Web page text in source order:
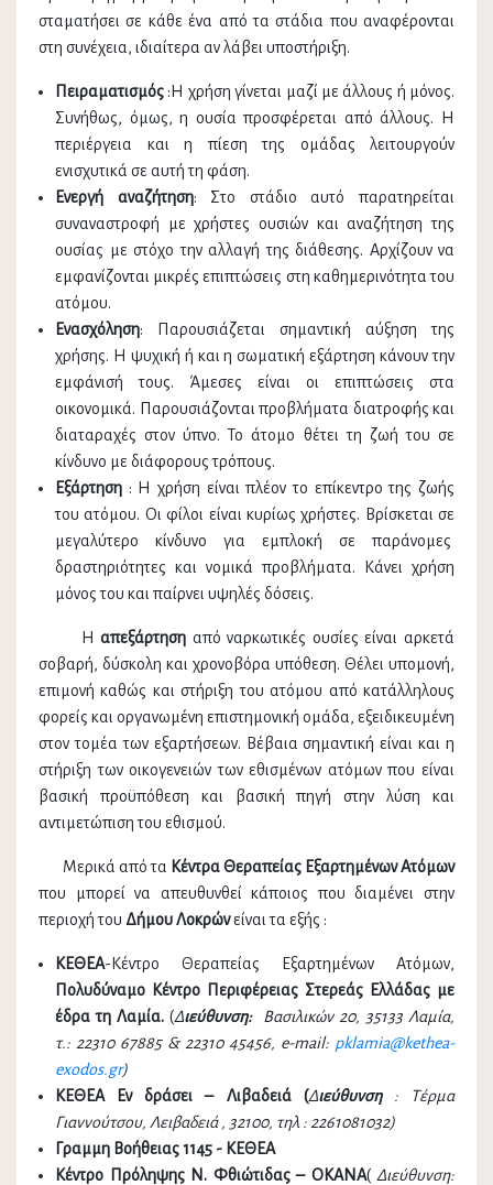
σταματήσει σε κάθε ένα από τα στάδια που αναφέρονται
στη συνέχεια, ιδιαίτερα αν λάβει υποστήριξη.
Πειραματισμός :Η χρήση γίνεται μαζί με άλλους ή μόνος.
Συνήθως, όμως, η ουσία προσφέρεται από άλλους. Η
περιέργεια και η πίεση της ομάδας λειτουργούν
ενισχυτικά σε αυτή τη φάση.
Ενεργή αναζήτηση: Στο στάδιο αυτό παρατηρείται
συναναστροφή με χρήστες ουσιών και αναζήτηση της
ουσίας με στόχο την αλλαγή της διάθεσης. Αρχίζουν να
εμφανίζονται μικρές επιπτώσεις στη καθημερινότητα του
ατόμου.
Ενασχόληση: Παρουσιάζεται σημαντική αύξηση της
χρήσης. Η ψυχική ή και η σωματική εξάρτηση κάνουν την
εμφάνισή τους. Άμεσες είναι οι επιπτώσεις στα
οικονομικά. Παρουσιάζονται προβλήματα διατροφής και
διαταραχές στον ύπνο. Το άτομο θέτει τη ζωή του σε
κίνδυνο με διάφορους τρόπους.
Εξάρτηση : Η χρήση είναι πλέον το επίκεντρο της ζωής
του ατόμου. Οι φίλοι είναι κυρίως χρήστες. Βρίσκεται σε
μεγαλύτερο κίνδυνο για εμπλοκή σε παράνομες
δραστηριότητες και νομικά προβλήματα. Κάνει χρήση
μόνος του και παίρνει υψηλές δόσεις.
Ηαπεξάρτηση από ναρκωτικές ουσίες είναι αρκετά
σοβαρή, δύσκολη και χρονοβόρα υπόθεση. Θέλει υπομονή,
επιμονή καθώς και στήριξη του ατόμου από κατάλληλους
φορείς και οργανωμένη επιστημονική ομάδα, εξειδικευμένη
στον τομέα των εξαρτήσεων. Βέβαια σημαντική είναι και η
στήριξη των οικογενειών των εθισμένων ατόμων που είναι
βασική προϋπόθεση και βασική πηγή στην λύση και
αντιμετώπιση του εθισμού.
Μερικά από τα Κέντρα Θεραπείας Εξαρτημένων Ατόμων
που μπορεί να απευθυνθεί κάποιος που διαμένει στην
περιοχή του Δήμου Λοκρώνείναι τα εξής :
ΚΕΘΕΑ-Κέντρο Θεραπείας Εξαρτημένων Ατόμων,
Πολυδύναμο Κέντρο Περιφέρειας Στερεάς Ελλάδας με
έδρα τη Λαμία. (Διεύθυνση:
Βασιλικών 20, 35133 Λαμία,
τ.: 22310 67885 & 22310 45456, e-mail: pklamia@kethea-
exodos.gr)
ΚΕΘΕΑ Εν δράσει – Λιβαδειά (Διεύθυνση
: Τέρμα
Γιαννούτσου, Λειβαδειά , 32100, τηλ : 2261081032)
Γραμμη Βοήθειας 1145 - ΚΕΘΕΑ
Κέντρο Πρόληψης Ν. Φθιώτιδας – ΟΚΑΝΑ( Διεύθυνση: